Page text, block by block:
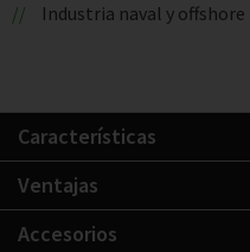
Industria naval y offshore
Características
Ventajas
Accesorios